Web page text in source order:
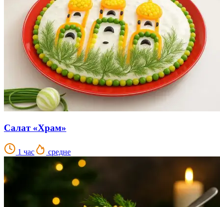
Салат «Храм»
1 час средне